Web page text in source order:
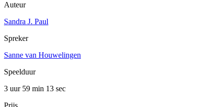
Auteur
Sandra J. Paul
Spreker
Sanne van Houwelingen
Speelduur
3 uur 59 min 13 sec
Prijs